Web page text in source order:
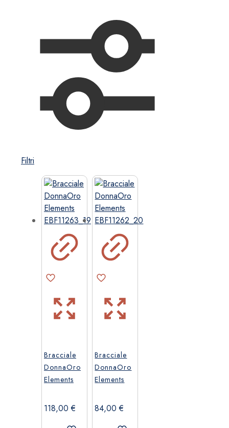
Filtri
Bracciale
DonnaOro
Elements
118,00€
Bracciale
DonnaOro
Elements
84,00€